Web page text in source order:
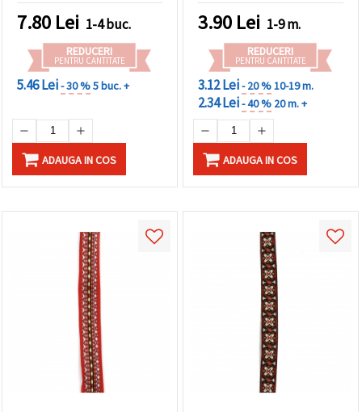
7.80 Lei 1-4 buc.
REDUCERI
PENTRU CANTITATE
5.46 Lei- 30 %5 buc. +
ADAUGA IN COS
3.90 Lei 1-9 m.
REDUCERI
PENTRU CANTITATE
3.12 Lei- 20 %10-19 m.
2.34 Lei- 40 % 20 m. +
ADAUGA IN COS